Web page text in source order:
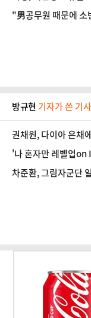
"男공무원 때문에
방규현 기자가 쓴 기사
권채원, 다이아 은채
'나 혼자만 레벨업on
차준환, 그림자군단